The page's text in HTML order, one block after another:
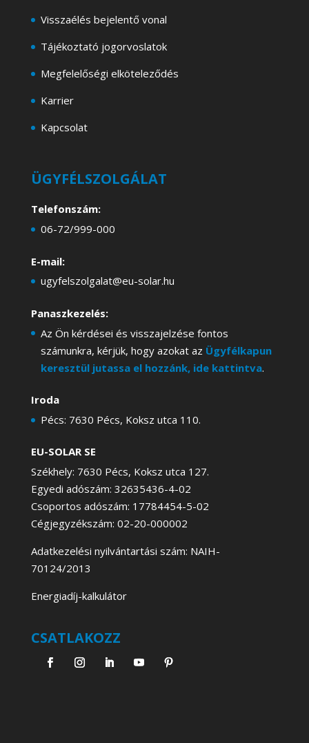
Visszaélés bejelentő vonal
Tájékoztató jogorvoslatok
Megfelelőségi elköteleződés
Karrier
Kapcsolat
ÜGYFÉLSZOLGÁLAT
Telefonszám:
06-72/999-000
E-mail:
ugyfelszolgalat@eu-solar.hu
Panaszkezelés:
Az Ön kérdései és visszajelzése fontos
számunkra, kérjük, hogy azokat az Ügyfélkapun
keresztül jutassa el hozzánk, ide kattintva.
Iroda
Pécs: 7630 Pécs, Koksz utca 110.
EU-SOLAR SE
Székhely: 7630 Pécs, Koksz utca 127.
Egyedi adószám: 32635436-4-02
Csoportos adószám: 17784454-5-02
Cégjegyzékszám: 02-20-000002
Adatkezelési nyilvántartási szám: NAIH-
70124/2013
Energiadíj-kalkulátor
CSATLAKOZZ